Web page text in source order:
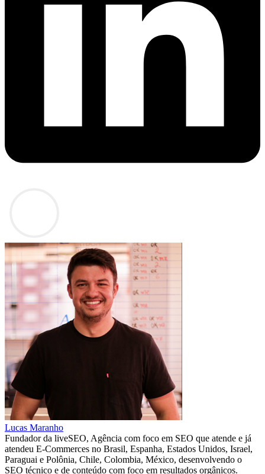
Lucas Maranho
Fundador da liveSEO, Agência com foco em SEO que atende e já
atendeu E-Commerces no Brasil, Espanha, Estados Unidos, Israel,
Paraguai e Polônia, Chile, Colombia, México, desenvolvendo o
SEO técnico e de conteúdo com foco em resultados orgânicos.